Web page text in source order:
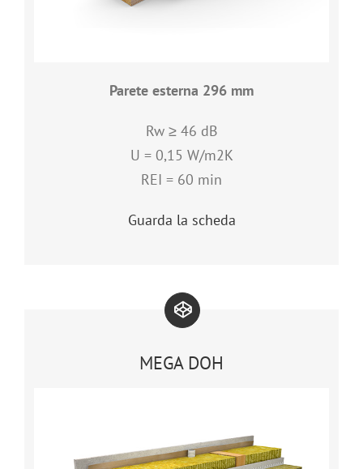
Parete esterna 296 mm
Rw ≥ 46 dB
U = 0,15 W/m2K
REI = 60 min
Guarda la scheda
MEGA DOH